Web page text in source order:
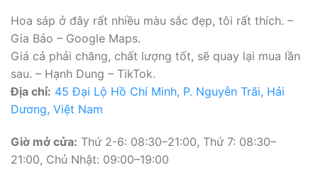
Hoa sáp ở đây rất nhiều màu sắc đẹp, tôi rất thích. –
Gia Bảo – Google Maps.
Giá cả phải chăng, chất lượng tốt, sẽ quay lại mua lần
sau. – Hạnh Dung – TikTok.
Địa chỉ: 45 Đại Lộ Hồ Chí Minh, P. Nguyễn Trãi, Hải
Dương, Việt Nam
Giờ mở cửa: Thứ 2-6: 08:30–21:00, Thứ 7: 08:30–
21:00, Chủ Nhật: 09:00–19:00